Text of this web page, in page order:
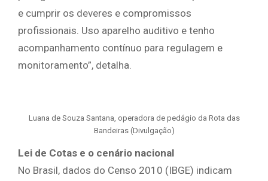
e cumprir os deveres e compromissos
profissionais. Uso aparelho auditivo e tenho
acompanhamento contínuo para regulagem e
monitoramento”, detalha.
Luana de Souza Santana, operadora de pedágio da Rota das
Bandeiras (Divulgação)
Lei de Cotas e o cenário nacional
No Brasil, dados do Censo 2010 (IBGE) indicam